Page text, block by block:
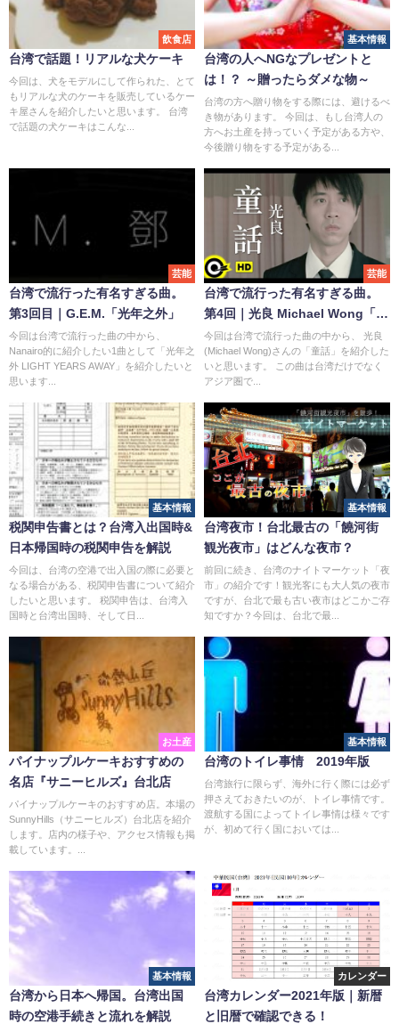
飲食店
台湾で話題！リアルな犬ケーキ
今回は、犬をモデルにして作られた、とて
もリアルな犬のケーキを販売しているケー
キ屋さんを紹介したいと思います。 台湾
で話題の犬ケーキはこんな...
基本情報
台湾の人へNGなプレゼントと
は！？ ～贈ったらダメな物～
台湾の方へ贈り物をする際には、避けるべ
き物があります。 今回は、もし台湾人の
方へお土産を持っていく予定がある方や、
今後贈り物をする予定がある...
芸能
台湾で流行った有名すぎる曲。
第3回目｜G.E.M.「光年之外」
今回は台湾で流行った曲の中から、
Nanairo的に紹介したい1曲として「光年之
外 LIGHT YEARS AWAY」を紹介したいと
思います...
芸能
台湾で流行った有名すぎる曲。
第4回｜光良 Michael Wong「童
話」
今回は台湾で流行った曲の中から、 光良
(Michael Wong)さんの「童話」を紹介した
いと思います。 この曲は台湾だけでなく
アジア圏で...
基本情報
税関申告書とは？台湾入出国時&
日本帰国時の税関申告を解説
今回は、台湾の空港で出入国の際に必要と
なる場合がある、税関申告書について紹介
したいと思います。 税関申告は、台湾入
国時と台湾出国時、そして日...
基本情報
台湾夜市！台北最古の「饒河街
観光夜市」はどんな夜市？
前回に続き、台湾のナイトマーケット「夜
市」の紹介です！観光客にも大人気の夜市
ですが、台北で最も古い夜市はどこかご存
知ですか？今回は、台北で最...
お土産
パイナップルケーキおすすめの
名店『サニーヒルズ』台北店
パイナップルケーキのおすすめ店。本場の
SunnyHills（サニーヒルズ）台北店を紹介
します。店内の様子や、アクセス情報も掲
載しています。...
基本情報
台湾のトイレ事情 2019年版
台湾旅行に限らず、海外に行く際には必ず
押さえておきたいのが、トイレ事情です。
渡航する国によってトイレ事情は様々です
が、初めて行く国においては...
基本情報
台湾から日本へ帰国。台湾出国
時の空港手続きと流れを解説
カレンダー
台湾カレンダー2021年版｜新暦
と旧暦で確認できる！